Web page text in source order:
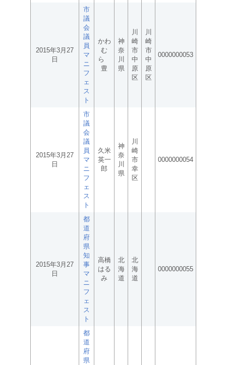
2015年3月27
日
市
議
会
議
員
マ
ニ
フ
ェ
ス
ト
かわ
む
ら
豊
神
奈
川
県
川
崎
市
中
原
区
川
崎
市
中
原
区
0000000053
2015年3月27
日
市
議
会
議
員
マ
ニ
フ
ェ
ス
ト
久米
英一
郎
神
奈
川
県
川
崎
市
幸
区
0000000054
2015年3月27
日
都
道
府
県
知
事
マ
ニ
フ
ェ
ス
ト
高橋
はる
み
北
海
道
北
海
道
0000000055
都
道
府
県